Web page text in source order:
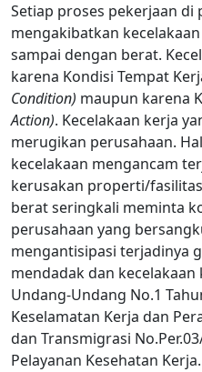
Setiap proses pekerjaan di
mengakibatkan
sampai dengan berat.
karena Kondisi Tempat
Condition) maupun karena
Action). Kecelakaan kerja
merugikan perusahaan.
kecelakaan mengancam
kerusakan properti/
berat seringkali meminta
perusahaan yang
mengantisipasi terjadinya
mendadak dan
Undang-Undang No.1
Keselamatan Kerja dan
dan Transmigrasi
Pelayanan Kesehatan Kerja.